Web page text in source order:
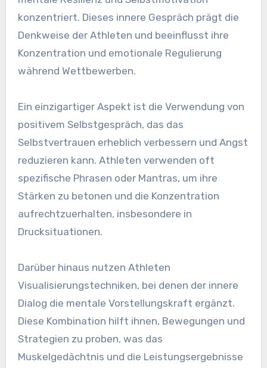
konzentriert. Dieses innere Gespräch prägt die
Denkweise der Athleten und beeinflusst ihre
Konzentration und emotionale Regulierung
während Wettbewerben.
Ein einzigartiger Aspekt ist die Verwendung von
positivem Selbstgespräch, das das
Selbstvertrauen erheblich verbessern und Angst
reduzieren kann. Athleten verwenden oft
spezifische Phrasen oder Mantras, um ihre
Stärken zu betonen und die Konzentration
aufrechtzuerhalten, insbesondere in
Drucksituationen.
Darüber hinaus nutzen Athleten
Visualisierungstechniken, bei denen der innere
Dialog die mentale Vorstellungskraft ergänzt.
Diese Kombination hilft ihnen, Bewegungen und
Strategien zu proben, was das
Muskelgedächtnis und die Leistungsergebnisse